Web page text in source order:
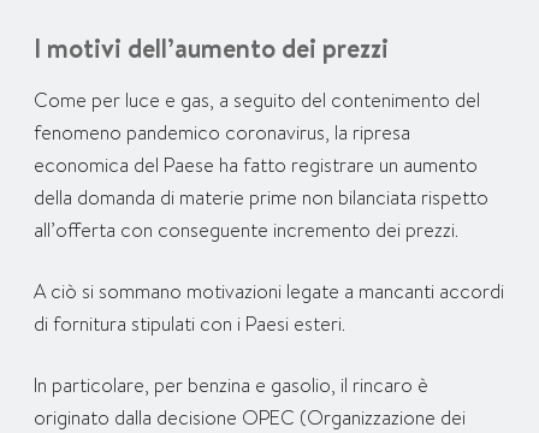
I motivi dell’aumento dei prezzi
Come per luce e gas, a seguito del contenimento del
fenomeno pandemico coronavirus, la ripresa
economica del Paese ha fatto registrare un aumento
della domanda di materie prime non bilanciata rispetto
all’offerta con conseguente incremento dei prezzi.
A ciò si sommano motivazioni legate a mancanti accordi
di fornitura stipulati con i Paesi esteri.
In particolare, per benzina e gasolio, il rincaro è
originato dalla decisione OPEC (Organizzazione dei